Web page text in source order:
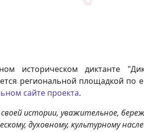
историческом диктанте
региональной площадкой по
сайте проекта.
своей истории, уважительное,
духовному, культурному